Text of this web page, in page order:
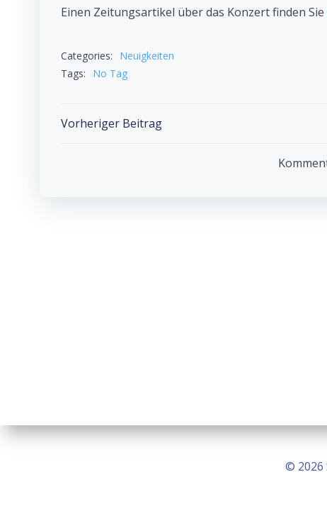
Einen Zeitungsartikel über das Konzert finden Sie
Categories:
Neuigkeiten
Tags:
No Tag
Post
Vorheriger Beitrag
© 2026